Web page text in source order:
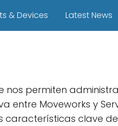
& Devices Latest News
nos permiten
entre Moveworks y
características clave